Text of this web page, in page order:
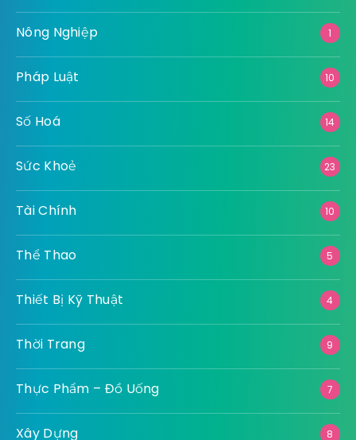
Nông Nghiệp 1
Pháp Luật 10
Số Hoá 14
Sức Khoẻ 23
Tài Chính 10
Thể Thao 5
Thiết Bị Kỹ Thuật 4
Thời Trang 9
Thực Phẩm – Đồ Uống 7
Xây Dựng 8